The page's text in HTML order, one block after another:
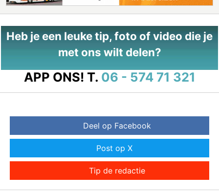
Heb je een leuke tip, foto of video die je
met ons wilt delen?
APP ONS! T. 06 - 574 71 321
Deel op Facebook
Post op X
Tip de redactie